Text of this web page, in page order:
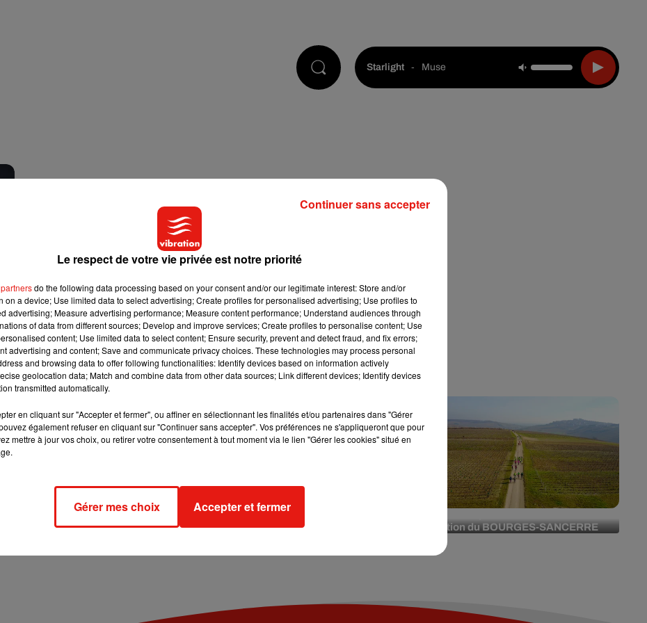
Starlight - Muse
Mérois U14 fait son
du 22 au 25 mai avec
Cocorico Electro : 3 jours de fête au
Château de la Ferté Saint-Aubin
édition du BOURGES-SANCERRE
Le respect de votre vie privée est notre priorité
do the following data processing based on your consent and/or our legitimate interest: Store and/or
on a device; Use limited data to select advertising; Create profiles for personalised advertising; Use profiles to
advertising; Measure advertising performance; Measure content performance; Understand audiences through
of data from different sources; Develop and improve services; Create profiles to personalise content; Use
content; Use limited data to select content; Ensure security, prevent and detect fraud, and fix errors;
advertising and content; Save and communicate privacy choices. These technologies may process personal
and browsing data to offer following functionalities: Identify devices based on information actively
geolocation data; Match and combine data from other data sources; Link different devices; Identify devices
transmitted automatically.
en cliquant sur "Accepter et fermer", ou affiner en sélectionnant les finalités et/ou partenaires dans "Gérer
également refuser en cliquant sur "Continuer sans accepter". Vos préférences ne s'appliqueront que pour
mettre à jour vos choix, ou retirer votre consentement à tout moment via le lien "Gérer les cookies" situé en
Gérer mes choix Accepter et fermer
Continuer sans accepter